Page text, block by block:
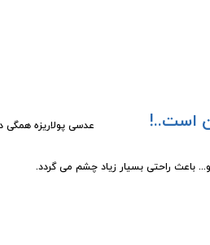
آن است..! عدسی پولاریزه همگی
باعث راحتی بسیار زیاد چشم می گردد.